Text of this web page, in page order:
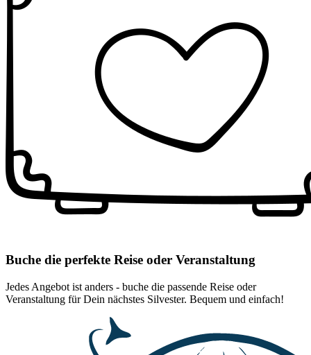
Buche die perfekte Reise oder Veranstaltung
Jedes Angebot ist anders - buche die passende Reise oder
Veranstaltung für Dein nächstes Silvester. Bequem und einfach!